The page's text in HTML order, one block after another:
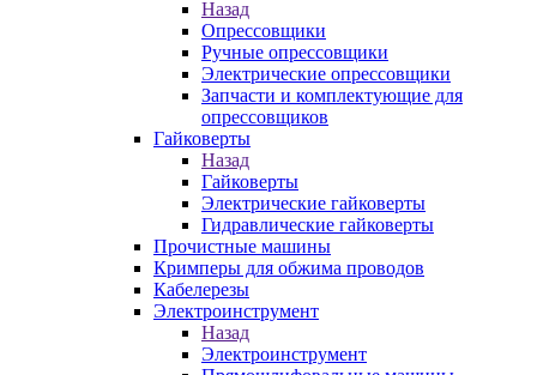
Назад
Опрессовщики
Ручные опрессовщики
Электрические опрессовщики
Запчасти и комплектующие для
опрессовщиков
Гайковерты
Назад
Гайковерты
Электрические гайковерты
Гидравлические гайковерты
Прочистные машины
Кримперы для обжима проводов
Кабелерезы
Электроинструмент
Назад
Электроинструмент